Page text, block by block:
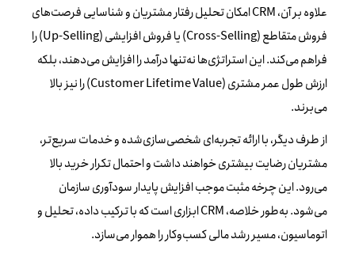
علاوه بر آن، CRM امکان تحلیل رفتار مشتریان و شناسایی فرصت‌های
فروش متقاطع (Cross-Selling) یا فروش افزایشی (Up-Selling) را
فراهم می‌کند. این استراتژی‌ها نه‌تنها درآمد را افزایش می‌دهند، بلکه
ارزش طول عمر مشتری (Customer Lifetime Value) را نیز بالا
می‌برند.
از طرف دیگر، با ارائه تجربه‌ای شخصی‌سازی‌شده و خدمات سریع‌تر،
مشتریان رضایت بیشتری خواهند داشت و احتمال تکرار خرید بالا
می‌رود. این چرخه مثبت موجب افزایش پایدار سودآوری سازمان
می‌شود. به‌طور خلاصه، CRM ابزاری است که با ترکیب داده، تحلیل و
اتوماسیون، مسیر رشد مالی کسب‌وکار را هموار می‌سازد.